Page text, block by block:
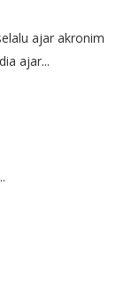
ajar akronim
ajar...